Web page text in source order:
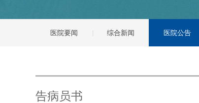
医院要闻 综合新闻 医院公告
告病员书